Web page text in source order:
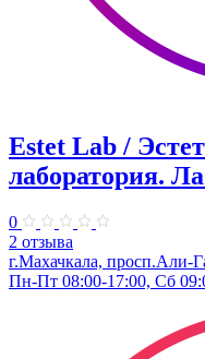
Estet Lab /
лаборатория.
0
2 отзыва
г.Махачкала, ​просп.Али-
Пн-Пт 08:00-17:00, Сб